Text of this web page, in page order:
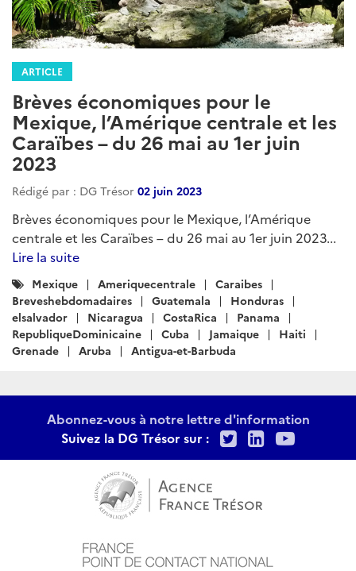
ARTICLE
Brèves économiques pour le
Mexique, l’Amérique centrale et les
Caraïbes – du 26 mai au 1er juin
2023
Rédigé par : DG Trésor 02 juin 2023
Brèves économiques pour le Mexique, l’Amérique
centrale et les Caraïbes – du 26 mai au 1er juin 2023...
Lire la suite
Catégories
:
Mexique Ameriquecentrale
Caraibes
Breveshebdomadaires
Guatemala
Honduras
elsalvador
Nicaragua CostaRica
Panama
RepubliqueDominicaine
Cuba Jamaique
Haiti
Grenade
Aruba Antigua-et-Barbuda
Abonnez-vous à notre lettre d'information
Suivez la DG Trésor sur :
TwitterLinkedIn